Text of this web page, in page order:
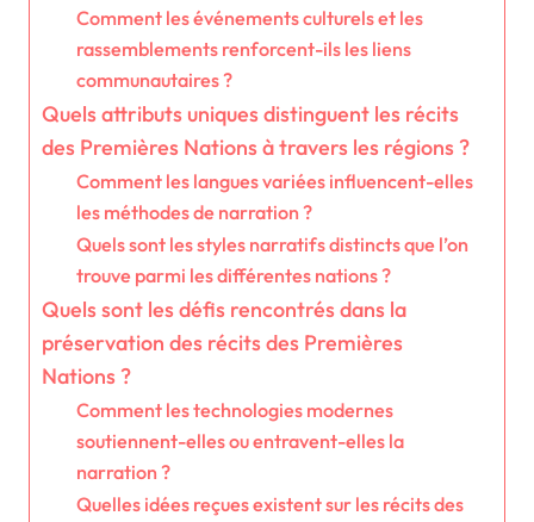
Comment les événements culturels et les
rassemblements renforcent-ils les liens
communautaires ?
Quels attributs uniques distinguent les récits
des Premières Nations à travers les régions ?
Comment les langues variées influencent-elles
les méthodes de narration ?
Quels sont les styles narratifs distincts que l’on
trouve parmi les différentes nations ?
Quels sont les défis rencontrés dans la
préservation des récits des Premières
Nations ?
Comment les technologies modernes
soutiennent-elles ou entravent-elles la
narration ?
Quelles idées reçues existent sur les récits des